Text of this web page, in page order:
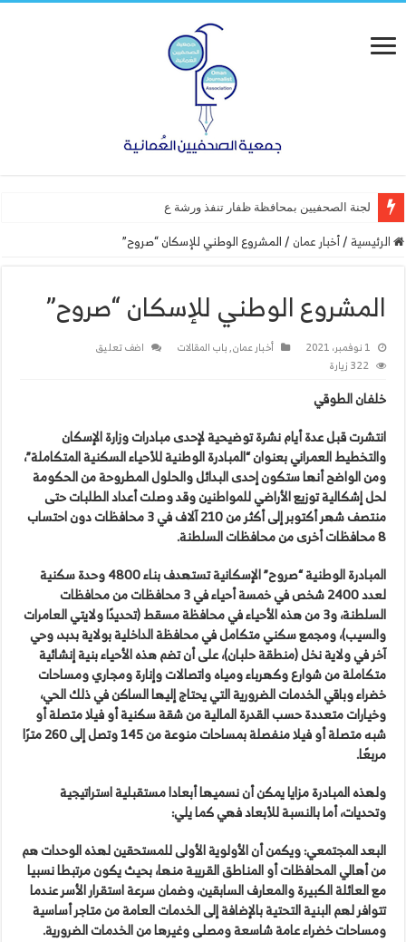
لجنة الصحفيين بمحافظة ظفار تنفذ ورشة عمل “أساسيات التص
الرئيسية /أخبار عمان /المشروع الوطني للإسكان “صروح”
المشروع الوطني للإسكان “صروح”
1 نوفمبر، 2021 أخبار عمان,باب المقالات
اضف تعليق
322 زيارة
خلفان الطوقي
انتشرت قبل عدة أيام نشرة توضيحية لإحدى مبادرات وزارة الإسكان
والتخطيط العمراني بعنوان “المبادرة الوطنية للأحياء السكنية المتكاملة”،
ومن الواضح أنها ستكون إحدى البدائل والحلول المطروحة من الحكومة
لحل إشكالية توزيع الأراضي للمواطنين وقد وصلت أعداد الطلبات حتى
منتصف شهر أكتوبر إلى أكثر من 210 آلاف في 3 محافظات دون احتساب
8 محافظات أخرى من محافظات السلطنة.
المبادرة الوطنية “صروح” الإسكانية تستهدف بناء 4800 وحدة سكنية
لعدد 2400 شخص في خمسة أحياء في 3 محافظات من محافظات
السلطنة، و3 من هذه الأحياء في محافظة مسقط (تحديدًا ولايتي العامرات
والسيب)، ومجمع سكني متكامل في محافظة الداخلية بولاية بدبد، وحي
آخر في ولاية نخل (منطقة حلبان)، على أن تضم هذه الأحياء بنية إنشائية
متكاملة من شوارع وكهرباء ومياه واتصالات وإنارة ومجاري ومساحات
خضراء وباقي الخدمات الضرورية التي يحتاج إليها الساكن في ذلك الحي،
وخيارات متعددة حسب القدرة المالية من شقة سكنية أو فيلا متصلة أو
شبه متصلة أو فيلا منفصلة بمساحات منوعة من 145 وتصل إلى 260 مترًا
مربعًا.
ولهذه المبادرة مزايا يمكن أن نسميها أبعادا مستقبلية استراتيجية
وتحديات، أما بالنسبة للأبعاد فهي كما يلي:
البعد المجتمعي:ويكمن أن الأولوية الأولى للمستحقين لهذه الوحدات هم
من أهالي المحافظات أو المناطق القريبة منها، بحيث يكون مرتبطا نسبيا
مع العائلة الكبيرة والمعارف السابقين، وضمان سرعة استقرار الأسر عندما
تتوافر لهم البنية التحتية بالإضافة إلى الخدمات العامة من متاجر أساسية
ومساحات خضراء عامة شاسعة ومصلى وغيرها من الخدمات الضرورية.